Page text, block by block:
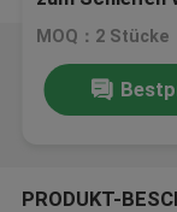
MOQ：2 Stücke
PRODUKT-